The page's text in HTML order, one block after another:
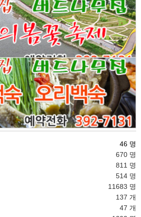
46 명
670 명
811 명
514 명
11683 명
137 개
47 개